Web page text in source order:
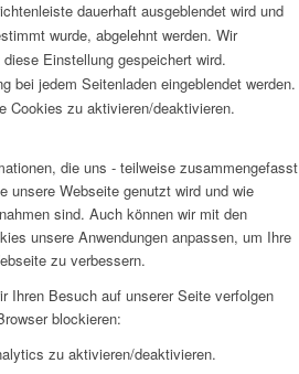
dauerhaft ausgeblendet wird und
wurde, abgelehnt werden. Wir
Einstellung gespeichert wird.
bei jedem Seitenladen eingeblendet werden.
Cookies zu aktivieren/deaktivieren.
die uns - teilweise zusammengefasst
unsere Webseite genutzt wird und wie
sind. Auch können wir mit den
unsere Anwendungen anpassen, um Ihre
zu verbessern.
Ihren Besuch auf unserer Seite verfolgen
blockieren:
zu aktivieren/deaktivieren.